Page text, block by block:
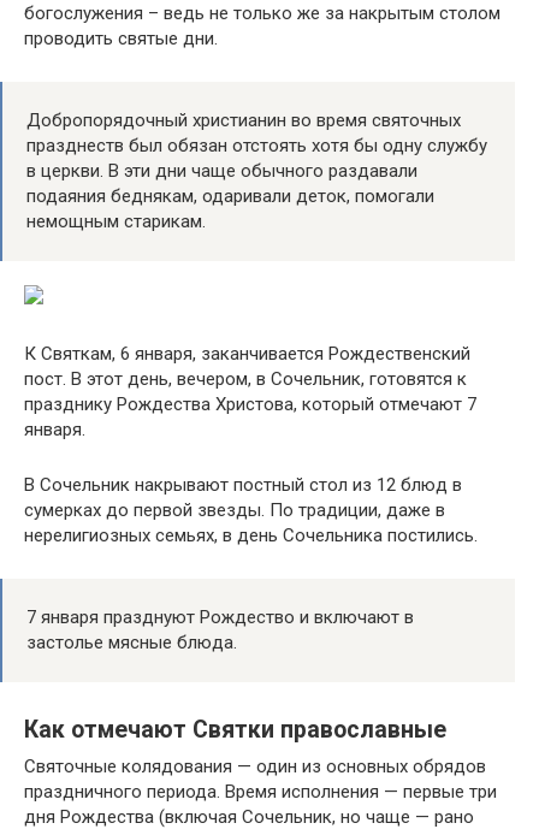
богослужения – ведь не только же за накрытым столом
проводить святые дни.
Добропорядочный христианин во время святочных
празднеств был обязан отстоять хотя бы одну службу
в церкви. В эти дни чаще обычного раздавали
подаяния беднякам, одаривали деток, помогали
немощным старикам.
К Святкам, 6 января, заканчивается Рождественский
пост. В этот день, вечером, в Сочельник, готовятся к
празднику Рождества Христова, который отмечают 7
января.
В Сочельник накрывают постный стол из 12 блюд в
сумерках до первой звезды. По традиции, даже в
нерелигиозных семьях, в день Сочельника постились.
7 января празднуют Рождество и включают в
застолье мясные блюда.
Как отмечают Святки православные
Святочные колядования — один из основных обрядов
праздничного периода. Время исполнения — первые три
дня Рождества (включая Сочельник, но чаще — рано